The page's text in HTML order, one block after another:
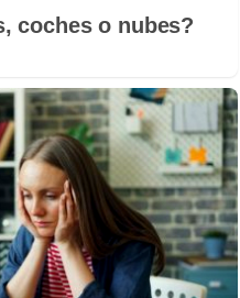
coches o nubes?